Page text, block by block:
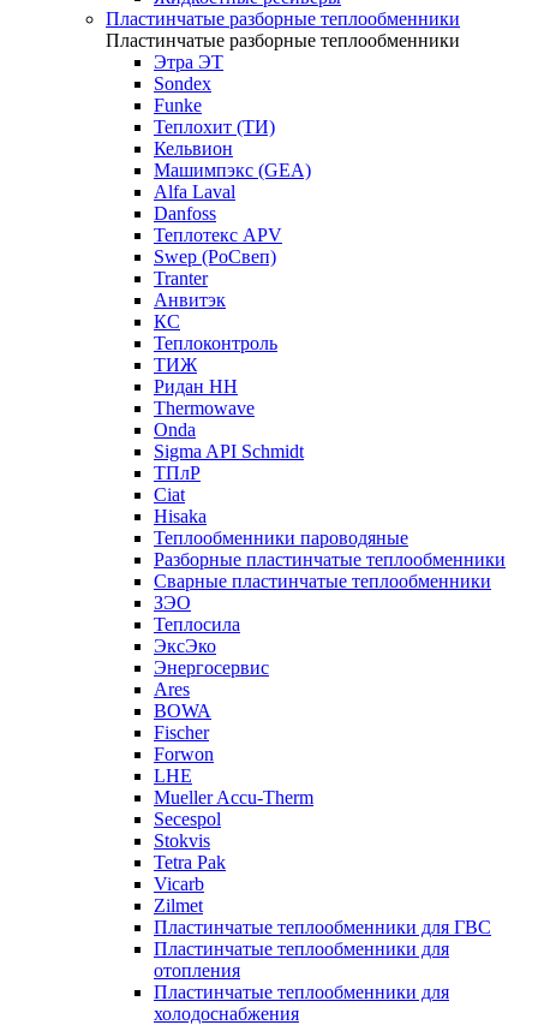
Пластинчатые разборные теплообменники
Пластинчатые разборные теплообменники
Этра ЭТ
Sondex
Funke
Теплохит (ТИ)
Кельвион
Машимпэкс (GEA)
Alfa Laval
Danfoss
Теплотекс APV
Swep (РоСвеп)
Tranter
Анвитэк
КС
Теплоконтроль
ТИЖ
Ридан НН
Thermowave
Onda
Sigma API Schmidt
ТПлР
Ciat
Hisaka
Теплообменники пароводяные
Разборные пластинчатые теплообменники
Сварные пластинчатые теплообменники
ЗЭО
Теплосила
ЭксЭко
Энергосервис
Ares
BOWA
Fischer
Forwon
LHE
Mueller Accu-Therm
Secespol
Stokvis
Tetra Pak
Vicarb
Zilmet
Пластинчатые теплообменники для ГВС
Пластинчатые теплообменники для
отопления
Пластинчатые теплообменники для
холодоснабжения